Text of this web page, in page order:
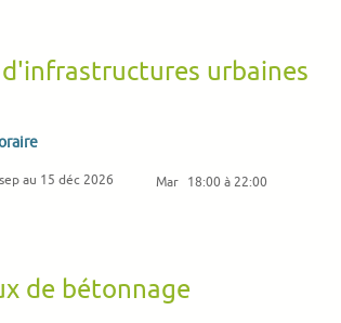
urbaines
au 15 déc 2026 Mar 18:00 à 22:00
de bétonnage